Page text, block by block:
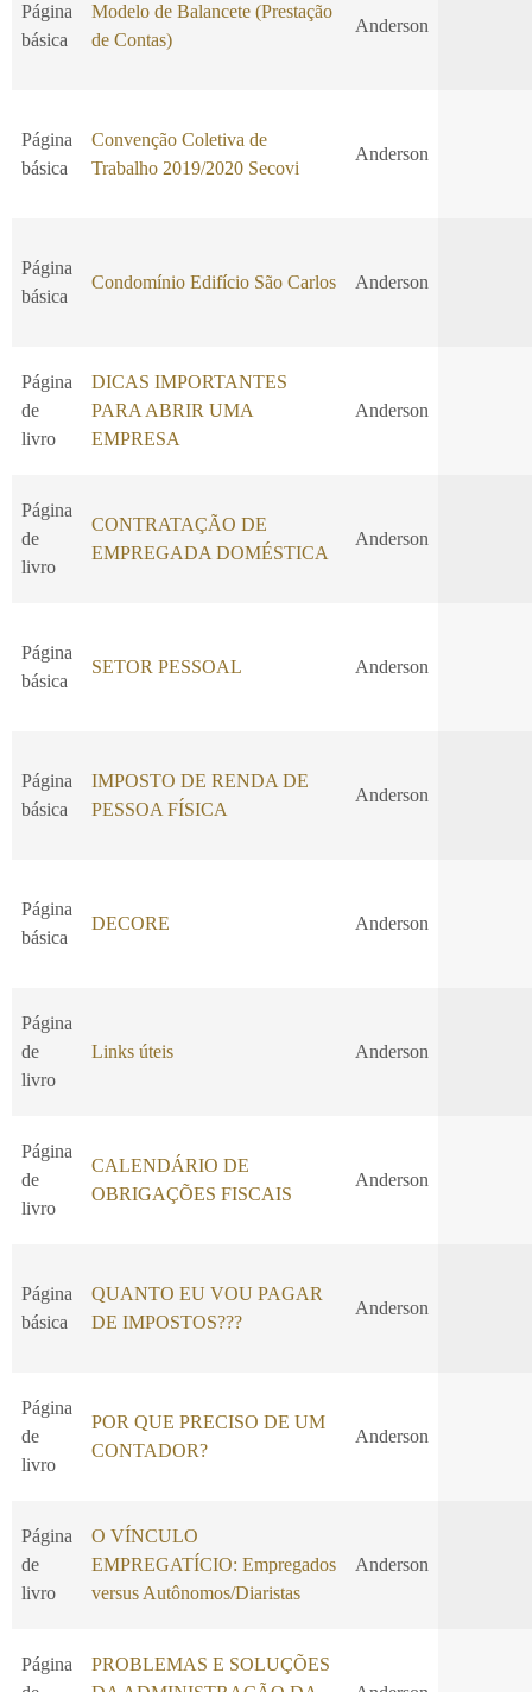
Página
básica
Modelo de Balancete (Prestação
de Contas)
Anderson
Página
básica
Convenção Coletiva de
Trabalho 2019/2020 Secovi
Anderson
Página
básica
Condomínio Edifício São Carlos Anderson
Página
de
livro
DICAS IMPORTANTES
PARA ABRIR UMA
EMPRESA
Anderson
Página
de
livro
CONTRATAÇÃO DE
EMPREGADA DOMÉSTICA
Anderson
Página
básica
SETOR PESSOAL Anderson
Página
básica
IMPOSTO DE RENDA DE
PESSOA FÍSICA
Anderson
Página
básica
DECORE Anderson
Página
de
livro
Links úteis Anderson
Página
de
livro
CALENDÁRIO DE
OBRIGAÇÕES FISCAIS
Anderson
Página
básica
QUANTO EU VOU PAGAR
DE IMPOSTOS???
Anderson
Página
de
livro
POR QUE PRECISO DE UM
CONTADOR?
Anderson
Página
de
livro
O VÍNCULO
EMPREGATÍCIO: Empregados
versus Autônomos/Diaristas
Anderson
Página
PROBLEMAS E SOLUÇÕES